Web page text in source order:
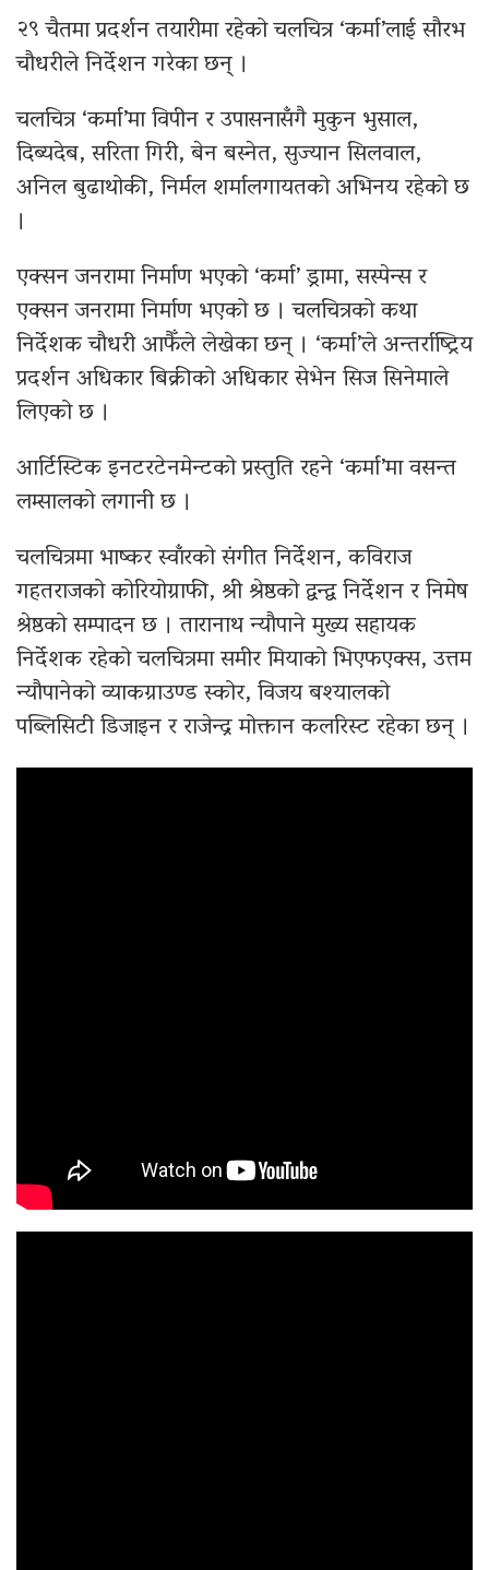
२९ चैतमा प्रदर्शन तयारीमा रहेको चलचित्र ‘कर्मा’लाई सौरभ
चौधरीले निर्देशन गरेका छन् ।
चलचित्र ‘कर्मा’मा विपीन र उपासनासँगै मुकुन भुसाल,
दिब्यदेब, सरिता गिरी, बेन बस्नेत, सुज्यान सिलवाल,
अनिल बुढाथोकी, निर्मल शर्मालगायतको अभिनय रहेको छ
।
एक्सन जनरामा निर्माण भएको ‘कर्मा’ ड्रामा, सस्पेन्स र
एक्सन जनरामा निर्माण भएको छ । चलचित्रको कथा
निर्देशक चौधरी आफैँले लेखेका छन् । ‘कर्मा’ले अन्तर्राष्ट्रिय
प्रदर्शन अधिकार बिक्रीको अधिकार सेभेन सिज सिनेमाले
लिएको छ ।
आर्टिस्टिक इनटरटेनमेन्टको प्रस्तुति रहने ‘कर्मा’मा वसन्त
लम्सालको लगानी छ ।
चलचित्रमा भाष्कर स्वाँरको संगीत निर्देशन, कविराज
गहतराजको कोरियोग्राफी, श्री श्रेष्ठको द्वन्द्व निर्देशन र निमेष
श्रेष्ठको सम्पादन छ । तारानाथ न्यौपाने मुख्य सहायक
निर्देशक रहेको चलचित्रमा समीर मियाको भिएफएक्स, उत्तम
न्यौपानेको व्याकग्राउण्ड स्कोर, विजय बश्यालको
पब्लिसिटी डिजाइन र राजेन्द्र मोक्तान कलरिस्ट रहेका छन् ।